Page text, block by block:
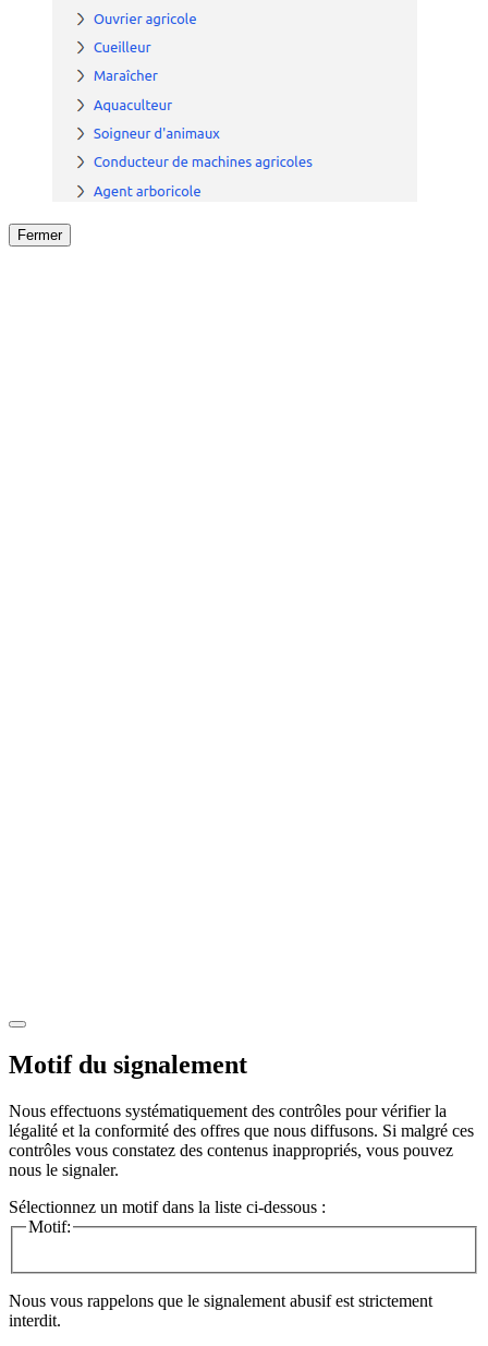
Fermer
Motif du signalement
Nous effectuons systématiquement des contrôles pour vérifier la
légalité et la conformité des offres que nous diffusons. Si malgré ces
contrôles vous constatez des contenus inappropriés, vous pouvez
nous le signaler.
Sélectionnez un motif dans la liste ci-dessous :
Motif:
Nous vous rappelons que le signalement abusif est strictement
interdit.